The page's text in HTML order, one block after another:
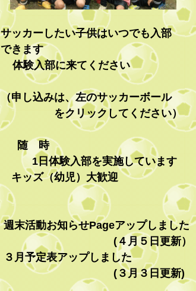
サッカーしたい子供はいつでも入部
できます
体験入部に来てください
（申し込みは、左のサッカーボール
​をクリックしてください）
随 時
1日体験入部を実施しています
キッズ（幼児）大歓迎
週末活動お知らせPageアップしました
(４月５日更新）
３月予定表アップしました
(３月３日更新)